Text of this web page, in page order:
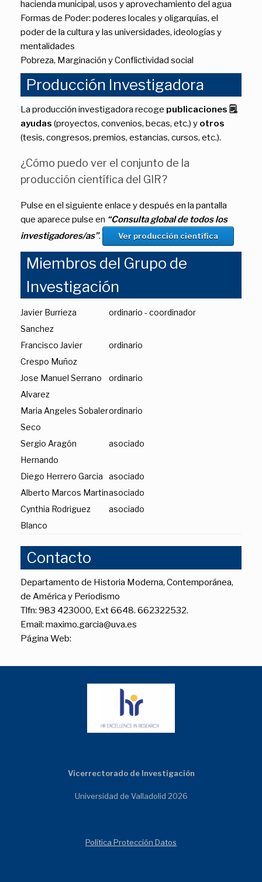
hacienda municipal, usos y aprovechamiento del agua
Formas de Poder: poderes locales y oligarquías, el
poder de la cultura y las universidades, ideologías y
mentalidades
Pobreza, Marginación y Conflictividad social
Producción Investigadora
La producción investigadora recoge publicaciones 🗒,
ayudas (proyectos, convenios, becas, etc.) y otros
(tesis, congresos, premios, estancias, cursos, etc.).
¿Cómo puedo ver el conjunto de la
producción científica del GIR?
Pulse en el siguiente enlace y después en la pantalla
que aparece pulse en “Consulta global de todos los
investigadores/as”. Ver producción científica
Miembros del Grupo de
Investigación
Javier Burrieza
Sanchez
ordinario - coordinador
Francisco Javier
Crespo Muñoz
ordinario
Jose Manuel Serrano
Alvarez
ordinario
Maria Angeles Sobaler
Seco
ordinario
Sergio Aragón
Hernando
asociado
Diego Herrero Garcia
asociado
Alberto Marcos Martinasociado
Cynthia Rodriguez
Blanco
asociado
Contacto
Departamento de Historia Moderna, Contemporánea,
de América y Periodismo
Tlfn: 983 423000, Ext 6648. 662322532.
Email: maximo.garcia@uva.es
Página Web:
Vicerrectorado de Investigación
Universidad de Valladolid 2026
Política Protección Datos